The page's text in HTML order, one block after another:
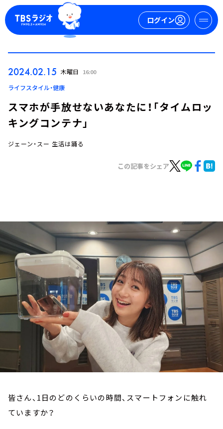
ログイン
ログイン
お知らせ
イベント・グッズ
YouTube
会社情報
2024.02.15 木曜日 16:00
ライフスタイル・健康
スマホが手放せないあなたに！「タイムロッ
キングコンテナ」
ジェーン・スー 生活は踊る
この記事をシェア
皆さん、1日のどのくらいの時間、スマートフォンに触れ
ていますか？